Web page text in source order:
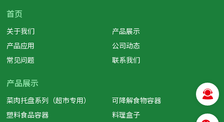
首页
关于我们
产品展示
产品应用
公司动态
常见问题
联系我们
产品展示
菜肉托盘系列（超市专用）
可降解食物容器
塑料食品容器
料理盒子